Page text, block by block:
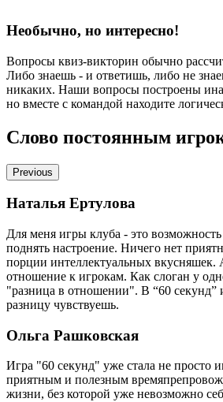
Необычно, но интересно!
Вопросы квиз-викторин обычно
Либо знаешь - и ответишь, либо не
никаких. Наши вопросы построены
но вместе с командой находите
Слово постоянным
Previous
Наталья Ертулова
Для меня игры клуба - это
поднять настроение. Ничего нет
порции интеллектуальных вкусняшек.
отношение к игрокам. Как слоган у
"разница в отношении". В “60 секунд”
разницу чувствуешь.
Ольга Рашковская
Игра "60 секунд" уже стала не просто
приятным и полезным
жизни, без которой уже невозможно